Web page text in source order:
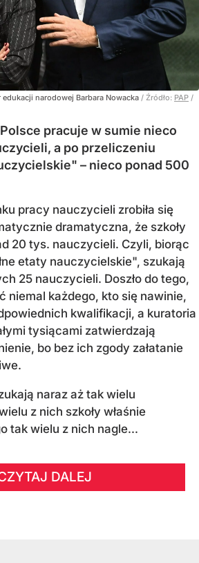
narodowej Barbara Nowacka / Źródło: PAP /
pracuje w sumie nieco
a po przeliczeniu
– nieco ponad 500
pracy nauczycieli zrobiła się
dramatyczna, że szkoły
20 tys. nauczycieli. Czyli, biorąc
etaty nauczycielskie", szukają
25 nauczycieli. Doszło do tego,
niemal każdego, kto się nawinie,
kwalifikacji, a kuratoria
tysiącami zatwierdzają
bo bez ich zgody załatanie
naraz aż tak wielu
z nich szkoły właśnie
tak wielu z nich nagle...
DALEJ